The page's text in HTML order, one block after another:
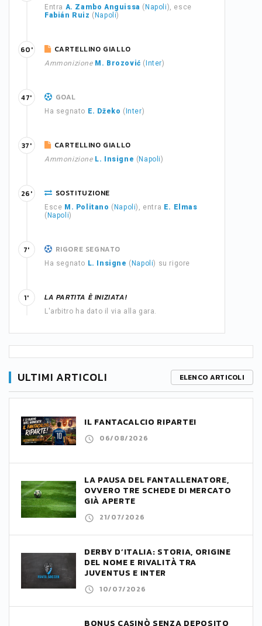
Entra A. Zambo Anguissa ( Napoli), esce
Fabián Ruiz ( Napoli)
CARTELLINO GIALLO
Ammonizione M. Brozović ( Inter)
60'
GOAL
Ha segnato E. Džeko ( Inter)
47'
CARTELLINO GIALLO
Ammonizione L. Insigne ( Napoli)
37'
SOSTITUZIONE
Esce M. Politano ( Napoli), entra E. Elmas
( Napoli)
26'
RIGORE SEGNATO
Ha segnato L. Insigne ( Napoli) su rigore
7'
LA PARTITA È INIZIATA!
L'arbitro ha dato il via alla gara.
1'
ULTIMI ARTICOLI ELENCO ARTICOLI
IL FANTACALCIO RIPARTE!
06/08/2026
LA PAUSA DEL FANTALLENATORE,
OVVERO TRE SCHEDE DI MERCATO
GIÀ APERTE
21/07/2026
DERBY D’ITALIA: STORIA, ORIGINE
DEL NOME E RIVALITÀ TRA
JUVENTUS E INTER
10/07/2026